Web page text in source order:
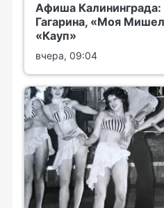
Афиша
Гагарина, «Моя
«Кауп»
вчера, 09:04